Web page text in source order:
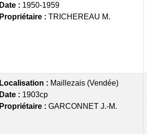
Date : 1950-1959
Propriétaire : TRICHEREAU M.
Localisation : Maillezais (Vendée)
Date : 1903cp
Propriétaire : GARCONNET J.-M.